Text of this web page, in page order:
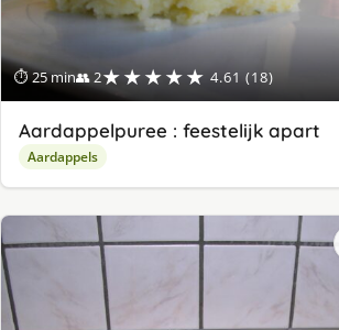
⏱ 25 min👥 2★★★★★ 4.61 (18)
Aardappelpuree : feestelijk apart
Aardappels